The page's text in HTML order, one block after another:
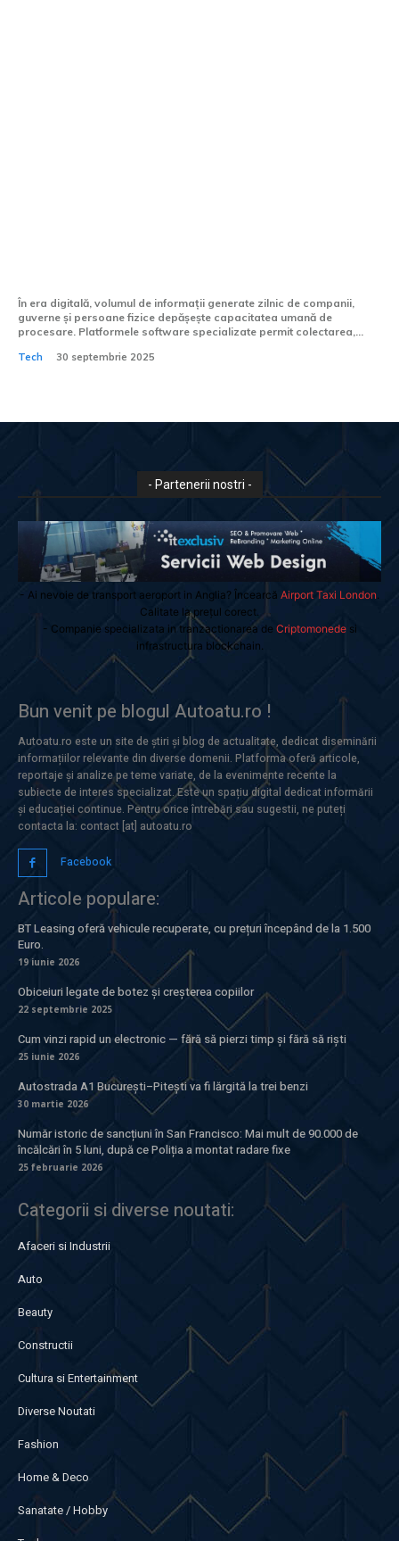
În era digitală, volumul de informații generate zilnic de companii,
guverne și persoane fizice depășește capacitatea umană de
procesare. Platformele software specializate permit colectarea,...
Tech 30 septembrie 2025
- Partenerii nostri -
- Ai nevoie de transport aeroport in Anglia? Încearcă Airport Taxi London
Calitate la prețul corect.
- Companie specializata in tranzactionarea de Criptomonedesi
infrastructura blockchain.
Bun venit pe blogul Autoatu.ro !
Autoatu.ro este un site de știri și blog de actualitate, dedicat diseminării
informațiilor relevante din diverse domenii. Platforma oferă articole,
reportaje și analize pe teme variate, de la evenimente recente la
subiecte de interes specializat. Este un spațiu digital dedicat informării
și educației continue. Pentru orice întrebări sau sugestii, ne puteți
contacta la: contact [at] autoatu.ro
Facebook
Articole populare:
BT Leasing oferă vehicule recuperate, cu prețuri începând de la 1.500
Euro.
19 iunie 2026
Obiceiuri legate de botez și creșterea copiilor
22 septembrie 2025
Cum vinzi rapid un electronic — fără să pierzi timp și fără să riști
25 iunie 2026
Autostrada A1 București–Pitești va fi lărgită la trei benzi
30 martie 2026
Număr istoric de sancțiuni în San Francisco: Mai mult de 90.000 de
încălcări în 5 luni, după ce Poliția a montat radare fixe
25 februarie 2026
Categorii si diverse noutati:
Afaceri si Industrii
Auto
Beauty
Constructii
Cultura si Entertainment
Diverse Noutati
Fashion
Home & Deco
Sanatate / Hobby